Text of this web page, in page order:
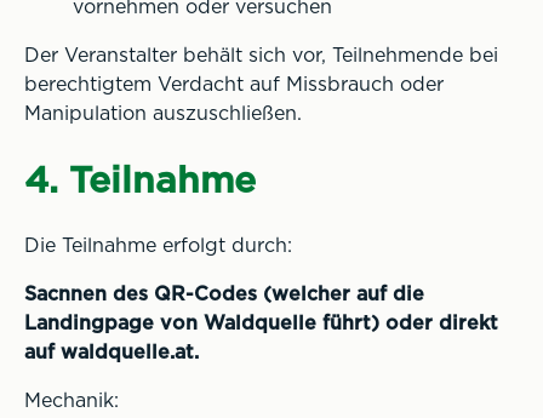
vornehmen oder versuchen
Der Veranstalter behält sich vor, Teilnehmende bei
berechtigtem Verdacht auf Missbrauch oder
Manipulation auszuschließen.
4. Teilnahme
Die Teilnahme erfolgt durch:
Sacnnen des QR-Codes (welcher auf die
Landingpage von Waldquelle führt) oder direkt
auf waldquelle.at.
Mechanik: